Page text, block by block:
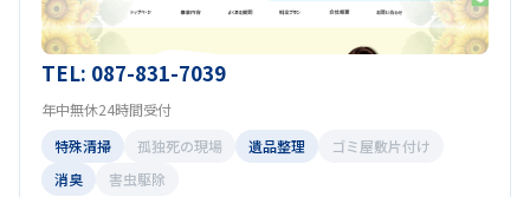
TEL: 087-831-7039
年中無休24時間受付
特殊清掃
孤独死の現場 遺品整理
ゴミ屋敷片付け
消臭
害虫駆除